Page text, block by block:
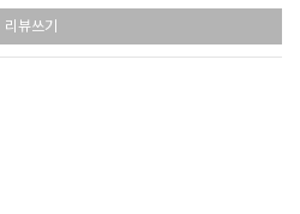
리뷰쓰기